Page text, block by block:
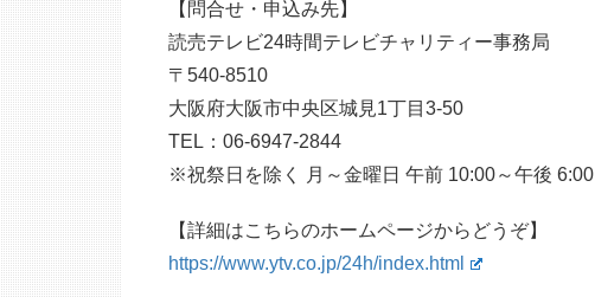
【問合せ・申込み先】
読売テレビ24時間テレビチャリティー事務局
〒540-8510
大阪府大阪市中央区城見1丁目3-50
TEL：06-6947-2844
※祝祭日を除く 月～金曜日 午前 10:00～午後 6:00
【詳細はこちらのホームページからどうぞ】
https://www.ytv.co.jp/24h/index.html